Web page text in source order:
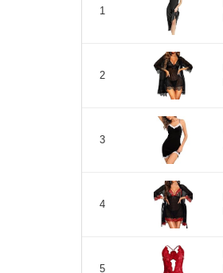
1
2
3
4
5